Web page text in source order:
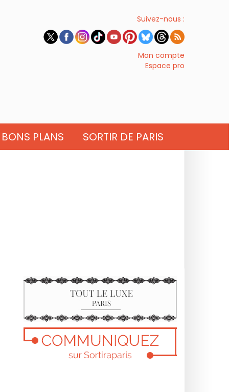
Suivez-nous :
Mon compte
Espace pro
BONS PLANS SORTIR DE PARIS